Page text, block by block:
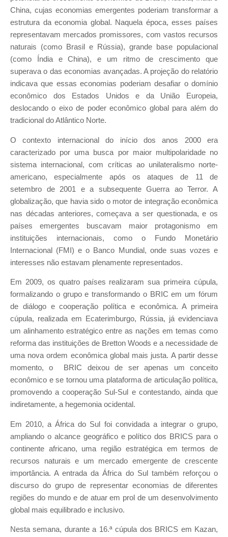
China, cujas economias emergentes poderiam transformar a
estrutura da economia global. Naquela época, esses países
representavam mercados promissores, com vastos recursos
naturais (como Brasil e Rússia), grande base populacional
(como Índia e China), e um ritmo de crescimento que
superava o das economias avançadas. A projeção do relatório
indicava que essas economias poderiam desafiar o domínio
econômico dos Estados Unidos e da União Europeia,
deslocando o eixo de poder econômico global para além do
tradicional do Atlântico Norte.
O contexto internacional do início dos anos 2000 era
caracterizado por uma busca por maior multipolaridade no
sistema internacional, com críticas ao unilateralismo norte-
americano, especialmente após os ataques de 11 de
setembro de 2001 e a subsequente Guerra ao Terror. A
globalização, que havia sido o motor de integração econômica
nas décadas anteriores, começava a ser questionada, e os
países emergentes buscavam maior protagonismo em
instituições internacionais, como o Fundo Monetário
Internacional (FMI) e o Banco Mundial, onde suas vozes e
interesses não estavam plenamente representados.
Em 2009, os quatro países realizaram sua primeira cúpula,
formalizando o grupo e transformando o BRIC em um fórum
de diálogo e cooperação política e econômica. A primeira
cúpula, realizada em Ecaterimburgo, Rússia, já evidenciava
um alinhamento estratégico entre as nações em temas como
reforma das instituições de Bretton Woods e a necessidade de
uma nova ordem econômica global mais justa. A partir desse
momento, o BRIC deixou de ser apenas um conceito
econômico e se tornou uma plataforma de articulação política,
promovendo a cooperação Sul-Sul e contestando, ainda que
indiretamente, a hegemonia ocidental.
Em 2010, a África do Sul foi convidada a integrar o grupo,
ampliando o alcance geográfico e político dos BRICS para o
continente africano, uma região estratégica em termos de
recursos naturais e um mercado emergente de crescente
importância. A entrada da África do Sul também reforçou o
discurso do grupo de representar economias de diferentes
regiões do mundo e de atuar em prol de um desenvolvimento
global mais equilibrado e inclusivo.
Nesta semana, durante a 16.ª cúpula dos BRICS em Kazan,